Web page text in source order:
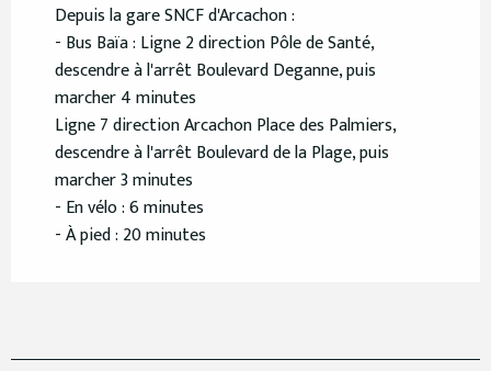
Depuis la gare SNCF d'Arcachon :
- Bus Baïa : Ligne 2 direction Pôle de Santé,
descendre à l'arrêt Boulevard Deganne, puis
marcher 4 minutes
Ligne 7 direction Arcachon Place des Palmiers,
descendre à l'arrêt Boulevard de la Plage, puis
marcher 3 minutes
- En vélo : 6 minutes
- À pied : 20 minutes